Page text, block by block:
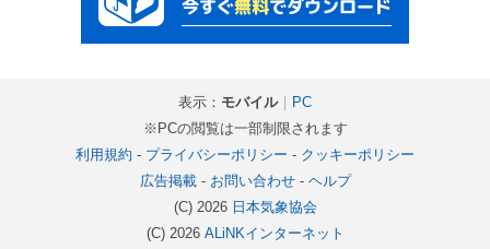
表示： モバイル｜ PC
※PCの閲覧は一部制限されます
利用規約 - プライバシーポリシー - クッキーポリシー
広告掲載- お問い合わせ- ヘルプ
(C) 2026 日本気象協会
(C) 2026 ALiNKインターネット